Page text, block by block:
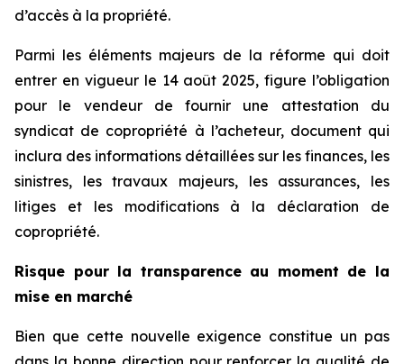
d’accès à la propriété.
Parmi les éléments majeurs de la réforme qui doit
entrer en vigueur le 14 août 2025, figure l’obligation
pour le vendeur de fournir une attestation du
syndicat de copropriété à l’acheteur, document qui
inclura des informations détaillées sur les finances, les
sinistres, les travaux majeurs, les assurances, les
litiges et les modifications à la déclaration de
copropriété.
Risque pour la transparence au moment de la
mise en marché
Bien que cette nouvelle exigence constitue un pas